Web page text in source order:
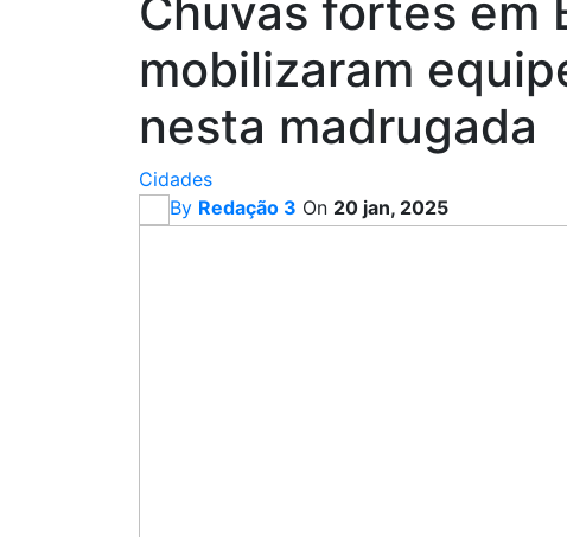
Chuvas fortes em
mobilizaram
nesta madrugada
Cidades
By Redação 3 On 20 jan, 2025